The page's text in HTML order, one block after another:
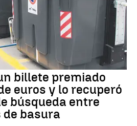
billete premiado
euros y lo recuperó
búsqueda entre
basura